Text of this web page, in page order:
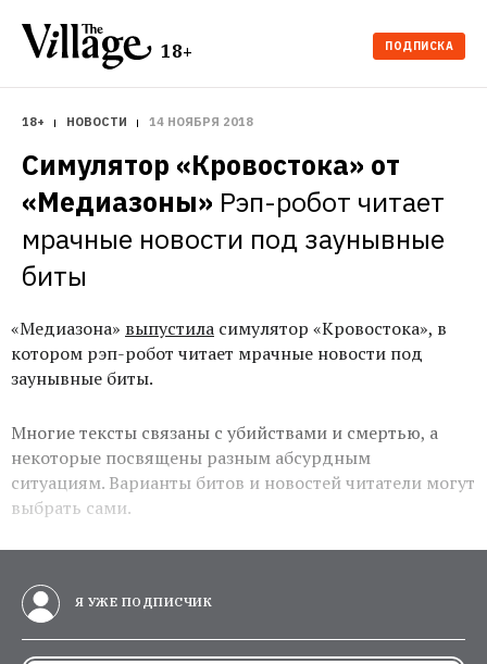
18+ ПОДПИСКА
18+ НОВОСТИ 14 НОЯБРЯ 2018
Симулятор «Кровостока» от
«Медиазоны» Рэп-робот читает
мрачные новости под заунывные
биты
«Медиазона» выпустила симулятор «Кровостока», в
котором рэп-робот читает мрачные новости под
заунывные биты.
Многие тексты связаны с убийствами и смертью, а
некоторые посвящены разным абсурдным
ситуациям. Варианты битов и новостей читатели могут
выбрать сами.
Я УЖЕ ПОДПИСЧИК